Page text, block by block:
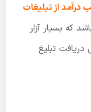
درآمد از تبلیغات
که بسیار آزار
تبلیغ